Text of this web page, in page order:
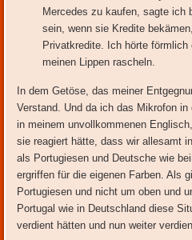
Mercedes zu kaufen, sagte ich
sein, wenn sie Kredite
Privatkredite. Ich hörte
meinen Lippen rascheln.
In dem Getöse, das meiner
Verstand. Und da ich das Mikrofon
in meinem unvollkommenen
sie reagiert hätte, dass wir allesamt
als Portugiesen und Deutsche wie
ergriffen für die eigenen Farben. Als
Portugiesen und nicht um oben und
Portugal wie in Deutschland diese
verdient hätten und nun weiter